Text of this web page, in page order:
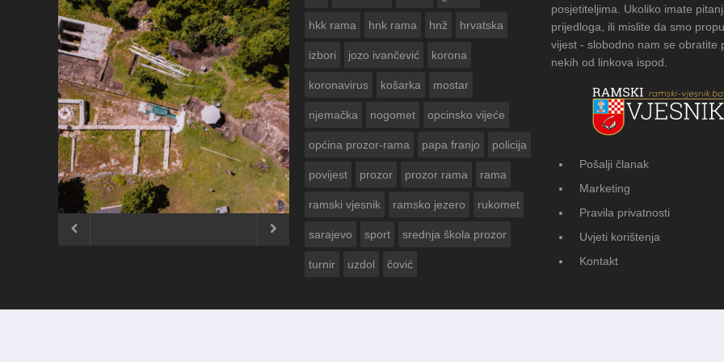
ČESTITKA RAMSKOG VJESNIKA ZA
USKRS 2023. GODINE
FOTOGALERIJA:
Vasti
 
hkk rama hnk rama hnž hrvatska
izbori jozo ivančević korona
koronavirus košarka mostar
njemačka nogomet opcinsko vijeće
općina prozor-rama papa franjo policija
povijest prozor prozor rama rama
ramski vjesnik ramsko jezero rukomet
sarajevo sport srednja škola prozor
turnir uzdol čović
posjetiteljima. Ukoliko imate
prijedloga, ili mislite da smo
vijest - slobodno nam se obratite
nekih od linkova ispod.
Pošalji članak
Marketing
Pravila privatnosti
Uvjeti korištenja
Kontakt